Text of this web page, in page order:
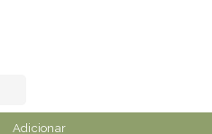
Adicionar